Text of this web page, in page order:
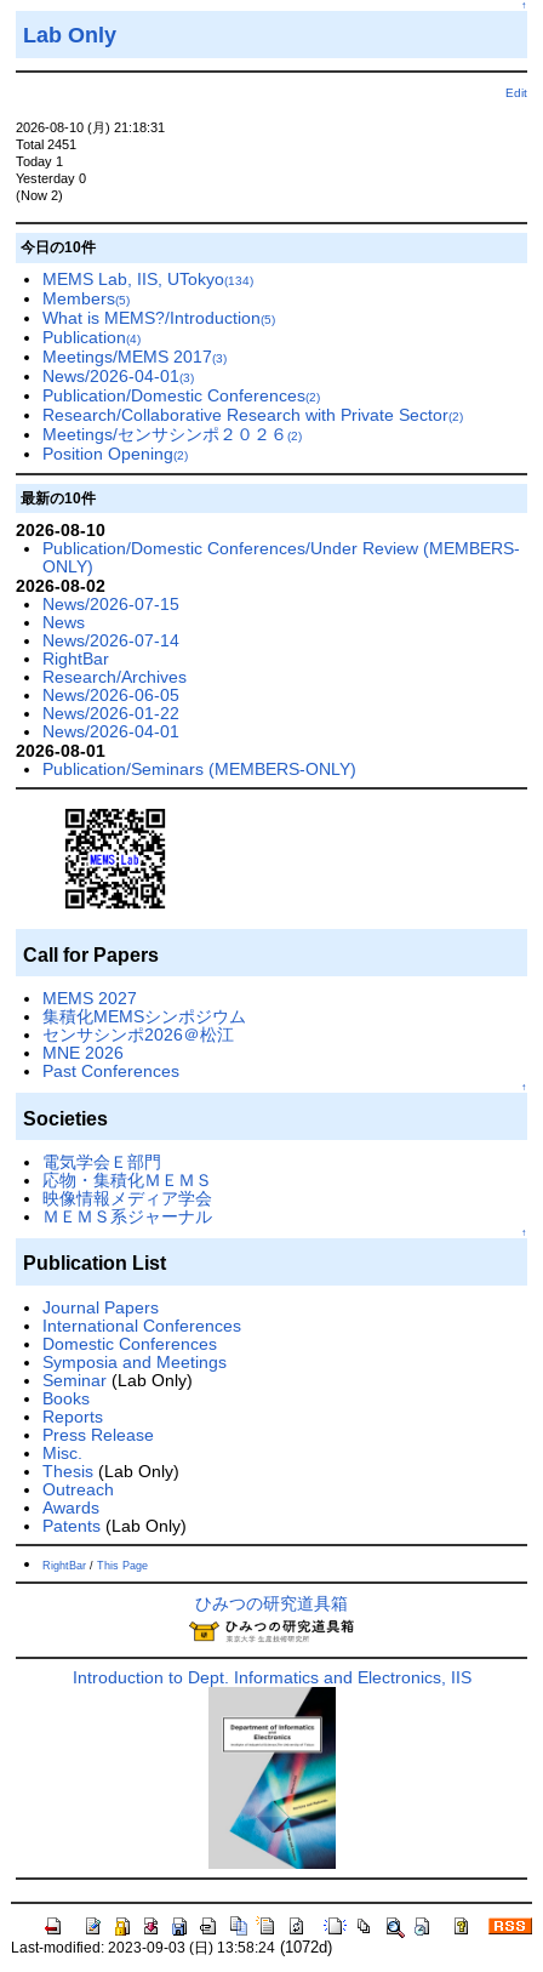
↑
Lab Only
Edit
2026-08-10 (月) 21:18:31
Total 2451
Today 1
Yesterday 0
(Now 2)
今日の10件
MEMS Lab, IIS, UTokyo(134)
Members(5)
What is MEMS?/Introduction(5)
Publication(4)
Meetings/MEMS 2017(3)
News/2026-04-01 (3)
Publication/Domestic Conferences(2)
Research/Collaborative Research with Private Sector(2)
Meetings/センサシンポ２０２６ (2)
Position Opening(2)
最新の10件
2026-08-10
Publication/Domestic Conferences/Under Review (MEMBERS-
ONLY)
2026-08-02
News/2026-07-15
News
News/2026-07-14
RightBar
Research/Archives
News/2026-06-05
News/2026-01-22
News/2026-04-01
2026-08-01
Publication/Seminars (MEMBERS-ONLY)
Call for Papers
MEMS 2027
集積化MEMSシンポジウム
センサシンポ2026＠松江
MNE 2026
Past Conferences
↑
Societies
電気学会Ｅ部門
応物・集積化ＭＥＭＳ
映像情報メディア学会
ＭＥＭＳ系ジャーナル
↑
Publication List
Journal Papers
International Conferences
Domestic Conferences
Symposia and Meetings
Seminar(Lab Only)
Books
Reports
Press Release
Misc.
Thesis(Lab Only)
Outreach
Awards
Patents(Lab Only)
RightBar/ This Page
ひみつの研究道具箱
Introduction to Dept. Informatics and Electronics, IIS
Last-modified: 2023-09-03 (日) 13:58:24(1072d)